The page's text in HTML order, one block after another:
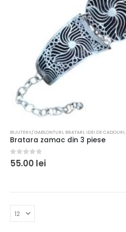
BIJUTERII/ GABLONTURI, BRATARI, IDEI DE CADOURI,
Bratara zamac din 3 piese
0out of 5
55.00 lei